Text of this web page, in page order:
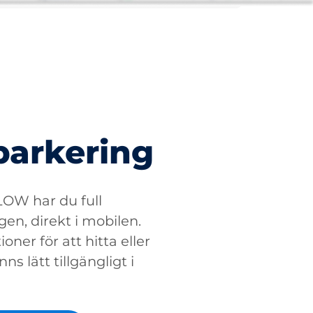
har du full
direkt i mobilen.
för att hitta eller
lätt tillgängligt i